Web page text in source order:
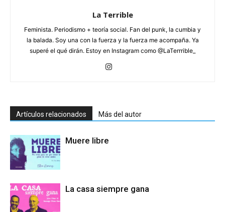
La Terrible
Feminista. Periodismo + teoría social. Fan del punk, la cumbia y
la balada. Soy una con la fuerza y la fuerza me acompaña. Ya
superé el qué dirán. Estoy en Instagram como @LaTerrrible_
Artículos relacionados Más del autor
Muere libre
La casa siempre gana